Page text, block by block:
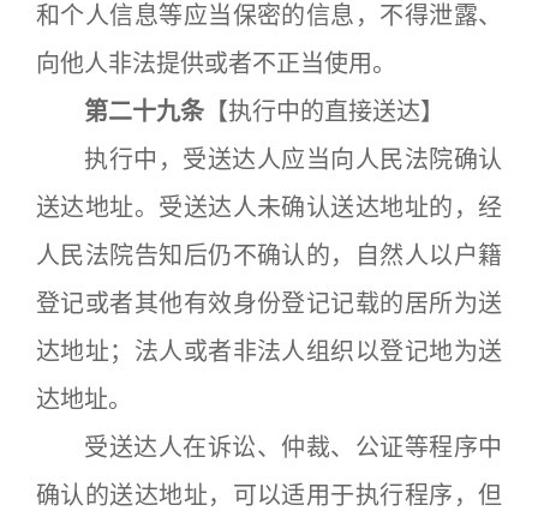
和个人信息等应当保密的信息，不得泄露、
向他人非法提供或者不正当使用。
第二十九条 【执行中的直接送达】
执行中，受送达人应当向人民法院确认
送达地址。受送达人未确认送达地址的，经
人民法院告知后仍不确认的，自然人以户籍
登记或者其他有效身份登记记载的居所为送
达地址；法人或者非法人组织以登记地为送
达地址。
受送达人在诉讼、仲裁、公证等程序中
确认的送达地址，可以适用于执行程序，但